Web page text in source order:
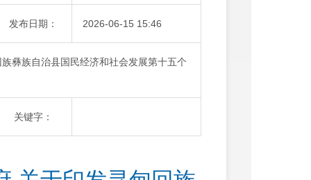
发布日期： 2026-06-15 15:46
彝族自治县国民经济和社会发展第十五个
关键字：